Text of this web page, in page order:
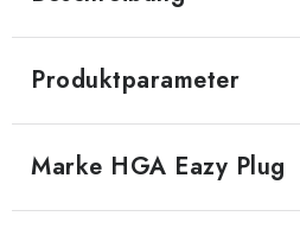
Produktparameter
Marke HGA Eazy Plug